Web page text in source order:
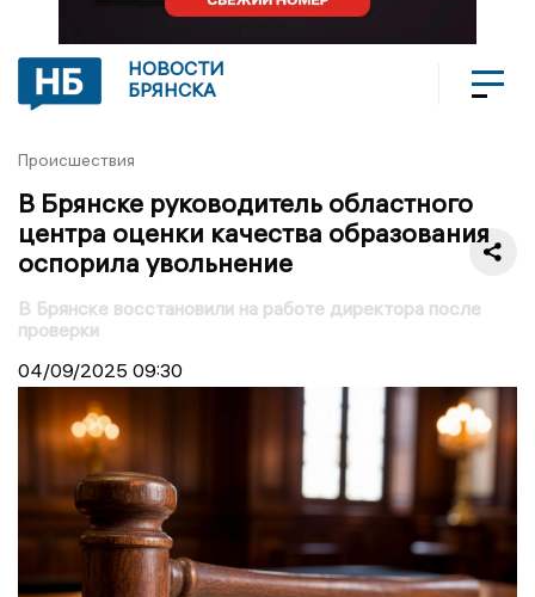
НОВОСТИ
БРЯНСКА
Происшествия
В Брянске руководитель областного
центра оценки качества образования
оспорила увольнение
В Брянске восстановили на работе директора после
проверки
04/09/2025 09:30